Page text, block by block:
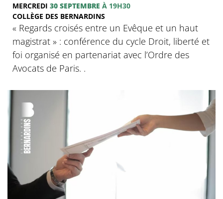
MERCREDI 30 SEPTEMBRE À 19H30
COLLÈGE DES BERNARDINS
« Regards croisés entre un Evêque et un haut
magistrat » : conférence du cycle Droit, liberté et
foi organisé en partenariat avec l’Ordre des
Avocats de Paris. .